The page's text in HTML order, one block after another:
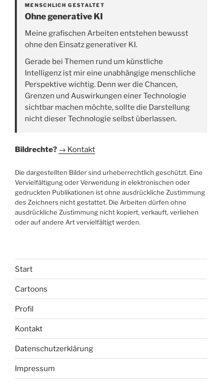
MENSCHLICH GESTALTET
Ohne generative KI
Meine grafischen Arbeiten entstehen bewusst
ohne den Einsatz generativer KI.
Gerade bei Themen rund um künstliche
Intelligenz ist mir eine unabhängige menschliche
Perspektive wichtig. Denn wer die Chancen,
Grenzen und Auswirkungen einer Technologie
sichtbar machen möchte, sollte die Darstellung
nicht dieser Technologie selbst überlassen.
Bildrechte? → Kontakt
Die dargestellten Bilder sind urheberrechtlich geschützt. Eine
Vervielfältigung oder Verwendung in elektronischen oder
gedruckten Publikationen ist ohne ausdrückliche Zustimmung
des Zeichners nicht gestattet. Die Arbeiten dürfen ohne
ausdrückliche Zustimmung nicht kopiert, verkauft, verliehen
oder auf andere Art vervielfältigt werden.
Start
Cartoons
Profil
Kontakt
Datenschutzerklärung
Impressum